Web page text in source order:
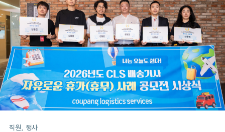
직원 행사